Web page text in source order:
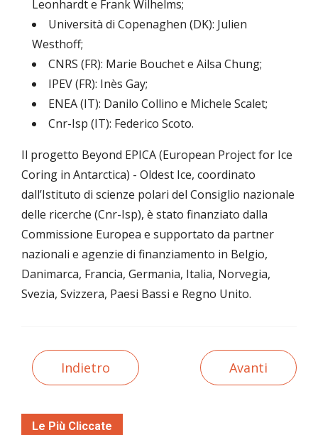
Leonhardt e Frank Wilhelms;
Università di Copenaghen (DK): Julien
Westhoff;
CNRS (FR): Marie Bouchet e Ailsa Chung;
IPEV (FR): Inès Gay;
ENEA (IT): Danilo Collino e Michele Scalet;
Cnr-Isp (IT): Federico Scoto.
Il progetto Beyond EPICA (European Project for Ice
Coring in Antarctica) - Oldest Ice, coordinato
dall’Istituto di scienze polari del Consiglio nazionale
delle ricerche (Cnr-Isp), è stato finanziato dalla
Commissione Europea e supportato da partner
nazionali e agenzie di finanziamento in Belgio,
Danimarca, Francia, Germania, Italia, Norvegia,
Svezia, Svizzera, Paesi Bassi e Regno Unito.
Indietro Avanti
Le Più Cliccate